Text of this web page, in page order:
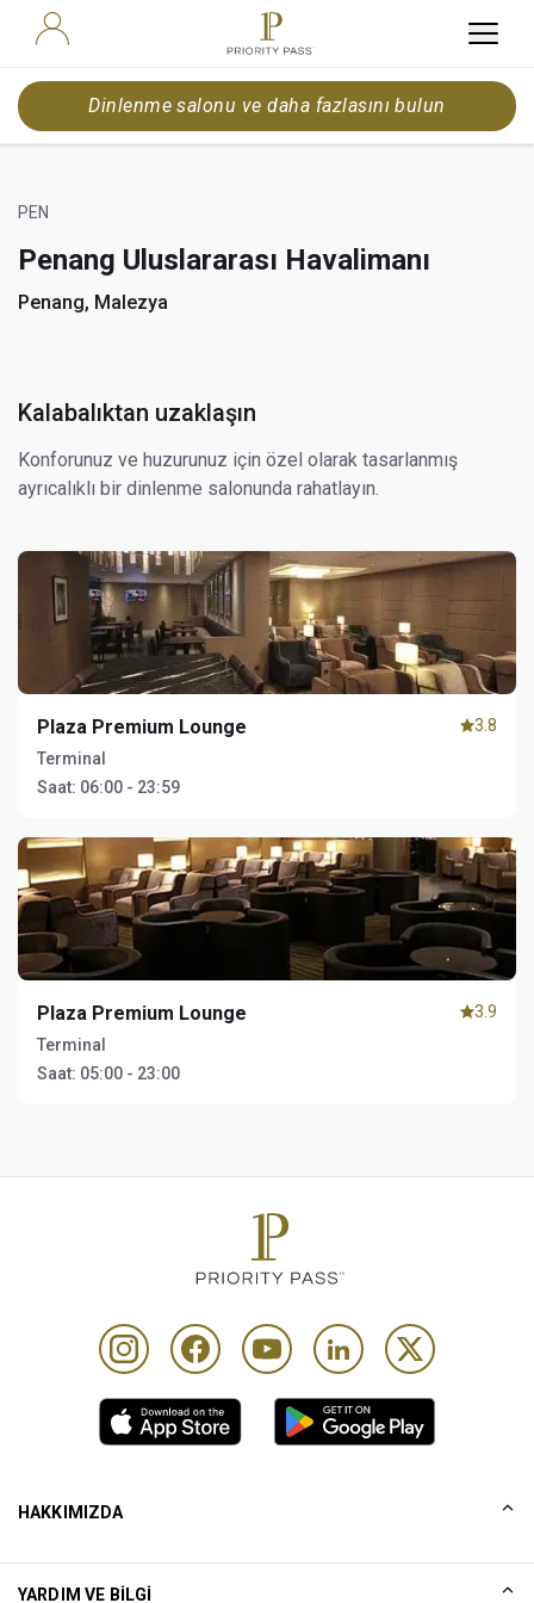
Dinlenme salonu ve daha fazlasını bulun
PEN
Penang Uluslararası Havalimanı
Penang, Malezya
Kalabalıktan uzaklaşın
Konforunuz ve huzurunuz için özel olarak tasarlanmış
ayrıcalıklı bir dinlenme salonunda rahatlayın.
Plaza Premium Lounge
Terminal
Saat: 06:00 - 23:59
3.8
Plaza Premium Lounge
Terminal
Saat: 05:00 - 23:00
3.9
HAKKIMIZDA
YARDIM VE BILGI